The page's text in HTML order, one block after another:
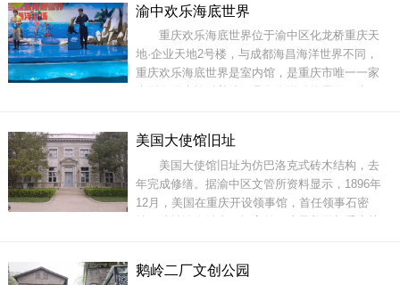
景平台，整条步道依靠虎头岩山脊峭壁建成，高
低落差上百米，被网游称为“挂在悬崖上的公园”，
渝中欢乐海底世界
重庆欢乐海底世界位于渝中区化龙桥重庆天
地·企业天地2号楼，与成都海昌海洋世界不同，
重庆欢乐海底世界是室内馆，是重庆市唯一一家
定将为重庆天地带来更多特色休闲娱乐体验。不
仅有个各种海洋生物与你相约天地，还有众多互
美国大使馆旧址
美国大使馆旧址为仿巴洛克式砖木结构，去
年完成修缮。据渝中区文管所资料显示，1896年
12月，美国在重庆开设领事馆，首任领事石密
人员迁渝。美国大使馆迁渝后，先后在渝中区中
鹅岭二厂文创公园